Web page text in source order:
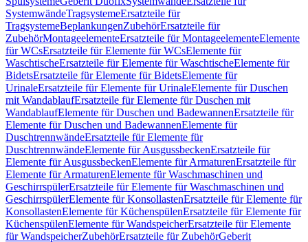
SystemwändeTragsystemeErsatzteile für
TragsystemeBeplankungenZubehörErsatzteile für
ZubehörMontageelementeErsatzteile für MontageelementeElemente
für WCsErsatzteile für Elemente für WCsElemente für
WaschtischeErsatzteile für Elemente für WaschtischeElemente für
BidetsErsatzteile für Elemente für BidetsElemente für
UrinaleErsatzteile für Elemente für UrinaleElemente für Duschen
mit WandablaufErsatzteile für Elemente für Duschen mit
WandablaufElemente für Duschen und BadewannenErsatzteile für
Elemente für Duschen und BadewannenElemente für
DuschtrennwändeErsatzteile für Elemente für
DuschtrennwändeElemente für AusgussbeckenErsatzteile für
Elemente für AusgussbeckenElemente für ArmaturenErsatzteile für
Elemente für ArmaturenElemente für Waschmaschinen und
GeschirrspülerErsatzteile für Elemente für Waschmaschinen und
GeschirrspülerElemente für KonsollastenErsatzteile für Elemente für
KonsollastenElemente für KüchenspülenErsatzteile für Elemente für
KüchenspülenElemente für WandspeicherErsatzteile für Elemente
für WandspeicherZubehörErsatzteile für ZubehörGeberit